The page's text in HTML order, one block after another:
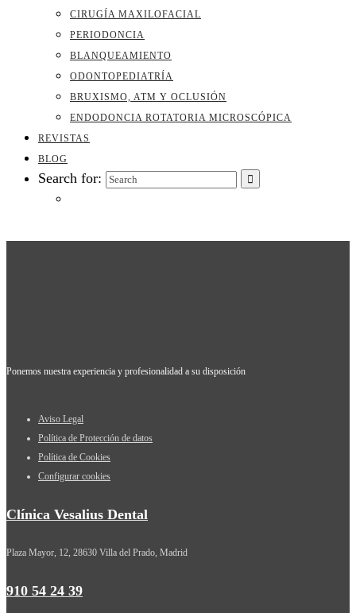
CIRUGÍA MAXILOFACIAL
PERIODONCIA
BLANQUEAMIENTO
ODONTOPEDIATRÍA
BRUXISMO, ATM Y OCLUSIÓN
ENDODONCIA ROTATORIA MICROSCÓPICA
REVISTAS
BLOG
Search for:
Ponemos nuestra experiencia y profesionalidad a su disposición
Aviso Legal
Política de Protección de datos
Política de Cookies
Configurar cookies
Clínica Vesalius Dental
Plaza Mayor, 12, 28630 Villa del Prado, Madrid
910 54 24 39